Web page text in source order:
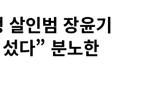
인범 장윤기
다” 분노한